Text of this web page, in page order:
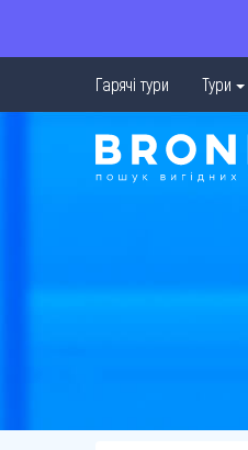
Гарячі тури Тури